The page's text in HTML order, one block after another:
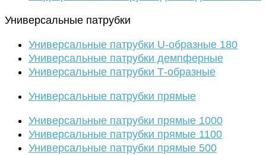
Универсальные патрубки
Универсальные патрубки U-образные 180
Универсальные патрубки демпферные
Универсальные патрубки Т-образные
Универсальные патрубки прямые
Универсальные патрубки прямые 1000
Универсальные патрубки прямые 1100
Универсальные патрубки прямые 500